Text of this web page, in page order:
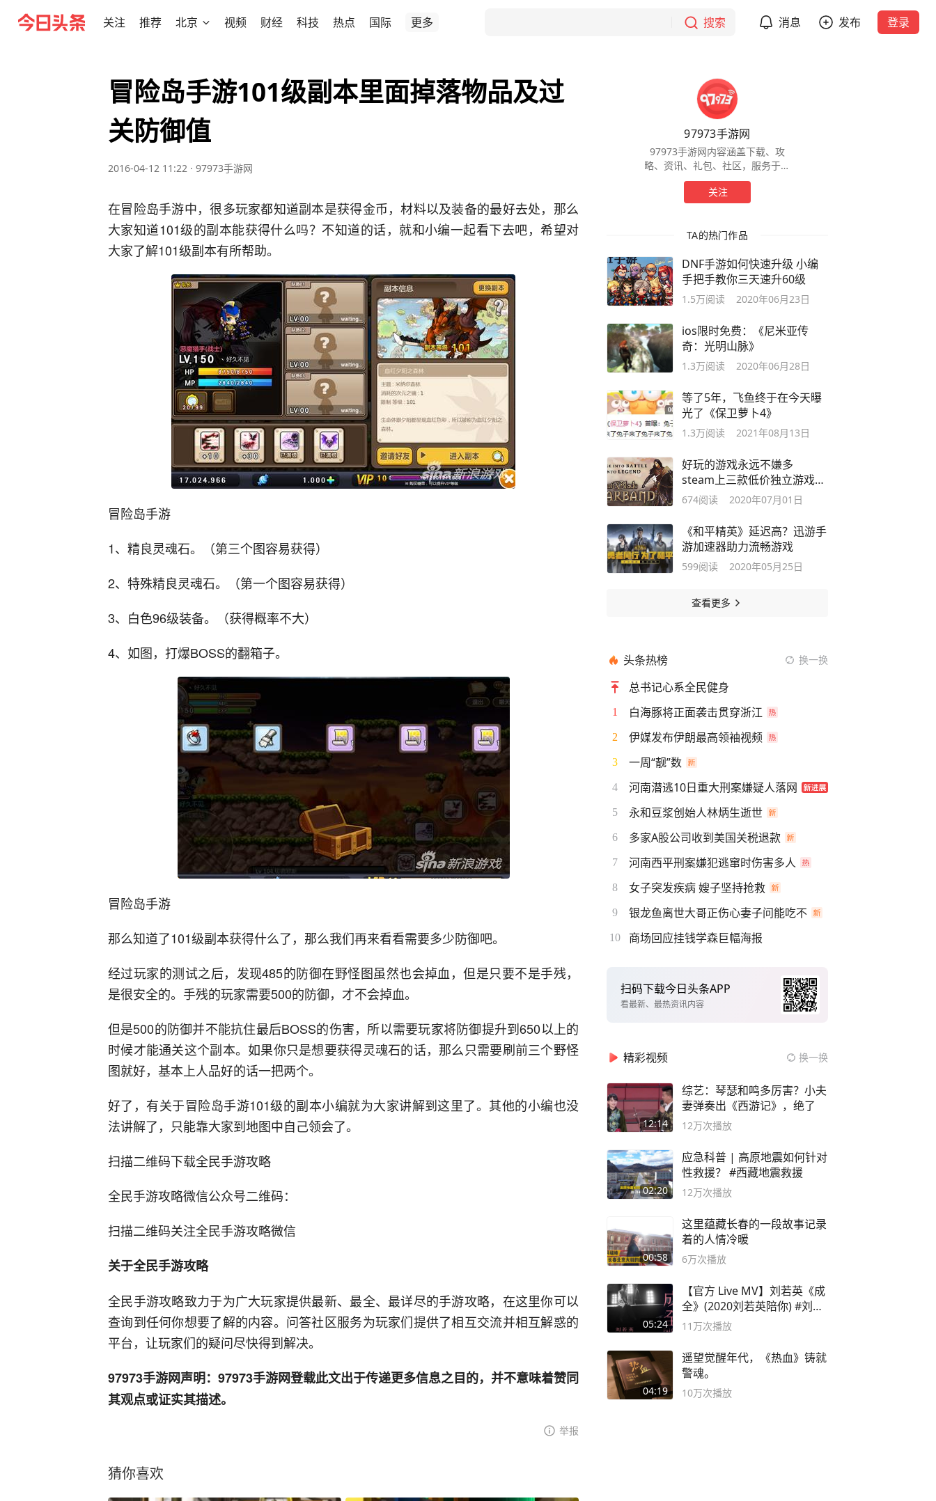
关注 推荐 北京 视频 财经 科技 热点 国际 更多 搜索 消息 发布 登录
冒险岛手游101级副本里面掉落物品及过
关防御值
2016-04-12 11:22 · 97973手游网
在冒险岛手游中，很多玩家都知道副本是获得金币，材料以及装备的最好去处，那么
大家知道101级的副本能获得什么吗？不知道的话，就和小编一起看下去吧，希望对
大家了解101级副本有所帮助。
冒险岛手游
1、精良灵魂石。（第三个图容易获得）
2、特殊精良灵魂石。（第一个图容易获得）
3、白色96级装备。（获得概率不大）
4、如图，打爆BOSS的翻箱子。
冒险岛手游
那么知道了101级副本获得什么了，那么我们再来看看需要多少防御吧。
经过玩家的测试之后，发现485的防御在野怪图虽然也会掉血，但是只要不是手残，
是很安全的。手残的玩家需要500的防御，才不会掉血。
但是500的防御并不能抗住最后BOSS的伤害，所以需要玩家将防御提升到650以上的
时候才能通关这个副本。如果你只是想要获得灵魂石的话，那么只需要刷前三个野怪
图就好，基本上人品好的话一把两个。
好了，有关于冒险岛手游101级的副本小编就为大家讲解到这里了。其他的小编也没
法讲解了，只能靠大家到地图中自己领会了。
扫描二维码下载全民手游攻略
全民手游攻略微信公众号二维码：
扫描二维码关注全民手游攻略微信
关于全民手游攻略
全民手游攻略致力于为广大玩家提供最新、最全、最详尽的手游攻略，在这里你可以
查询到任何你想要了解的内容。问答社区服务为玩家们提供了相互交流并相互解惑的
平台，让玩家们的疑问尽快得到解决。
97973手游网声明：97973手游网登载此文出于传递更多信息之目的，并不意味着赞同
其观点或证实其描述。
举报
猜你喜欢
97973手游网
97973手游网内容涵盖下载、攻
略、资讯、礼包、社区，服务于全
球手游玩家，为玩家提供一站式服
务。
关注
TA的热门作品
DNF手游如何快速升级 小编
手把手教你三天速升60级
1.5万阅读 2020年06月23日
ios限时免费：《尼米亚传
奇：光明山脉》
1.3万阅读 2020年06月28日
等了5年，飞鱼终于在今天曝
光了《保卫萝卜4》
1.3万阅读 2021年08月13日
好玩的游戏永远不嫌多
steam上三款低价独立游戏推
荐
674阅读 2020年07月01日
《和平精英》延迟高？迅游手
游加速器助力流畅游戏
599阅读 2020年05月25日
查看更多
头条热榜 换一换
总书记心系全民健身
1 白海豚将正面袭击贯穿浙江
2 伊媒发布伊朗最高领袖视频
3 一周“靓”数
4 河南潜逃10日重大刑案嫌疑人落网
5 永和豆浆创始人林炳生逝世
6 多家A股公司收到美国关税退款
7 河南西平刑案嫌犯逃窜时伤害多人
8 女子突发疾病 嫂子坚持抢救
9 银龙鱼离世大哥正伤心妻子问能吃不
10 商场回应挂钱学森巨幅海报
扫码下载今日头条APP
看最新、最热资讯内容
精彩视频 换一换
12:14
综艺：琴瑟和鸣多厉害？小夫
妻弹奏出《西游记》，绝了
12万次播放
02:20
应急科普 | 高原地震如何针对
性救援？ #西藏地震救援
12万次播放
00:58
这里蕴藏长春的一段故事记录
着的人情冷暖
6万次播放
05:24
【官方 Live MV】刘若英《成
全》(2020刘若英陪你) #刘若
英 #成全
11万次播放
04:19
遥望觉醒年代，《热血》铸就
警魂。
10万次播放